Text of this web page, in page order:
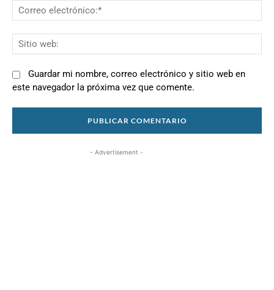
Guardar mi nombre, correo electrónico y sitio web en
este navegador la próxima vez que comente.
- Advertisement -